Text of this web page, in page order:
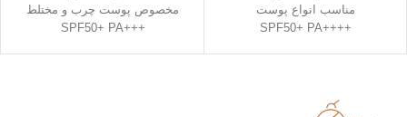
مناسب انواع پوست
++++SPF50+ PA
تاریخ انقضاء : 2026/03/04
مخصوص پوست چرب و مختلط
+++SPF50+ PA